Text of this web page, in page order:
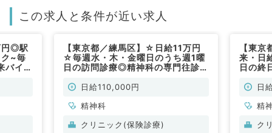
この求人と条件が近い求人
円◎駅
~毎
バイト
【東京都／練馬区】☆日給11万円
☆毎週水・木・金曜日のうち週1曜
日の訪問診療◎精神科の専門往診で
／非常勤）
日給110,000円
精神科
クリニック(保険診療)
【東
来・日
日の終
日
精
ク